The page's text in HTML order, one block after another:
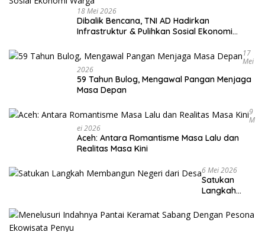
18 Mei 2026
Dibalik Bencana, TNI AD Hadirkan
Infrastruktur & Pulihkan Sosial Ekonomi
17
Mei
2026
59 Tahun Bulog, Mengawal Pangan Menjaga
Masa Depan
9
M
Ei 2026
Aceh: Antara Romantisme Masa Lalu dan
Realitas Masa Kini
6 Mei 2026
Satukan
Langkah
Negeri dari
Desa